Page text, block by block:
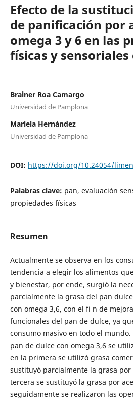
Efecto de la
de panificación por
omega 3 y 6 en las
físicas y
Brainer Roa Camargo
Universidad de Pamplona
Mariela Hernández
Universidad de Pamplona
DOI: https://doi.org/10.24054/
Palabras clave: pan, evaluación
propiedades físicas
Resumen
Actualmente se observa en los
tendencia a elegir los alimentos
y bienestar, por ende, surgió la
parcialmente la grasa del pan
con omega 3,6, con el fi n de
funcionales del pan de dulce, ya
consumo masivo en todo el
pan de dulce con omega 3,6 se
en la primera se utilizó grasa
sustituyó parcialmente la grasa por
tercera se sustituyó la grasa por
seguidamente se realizaron las